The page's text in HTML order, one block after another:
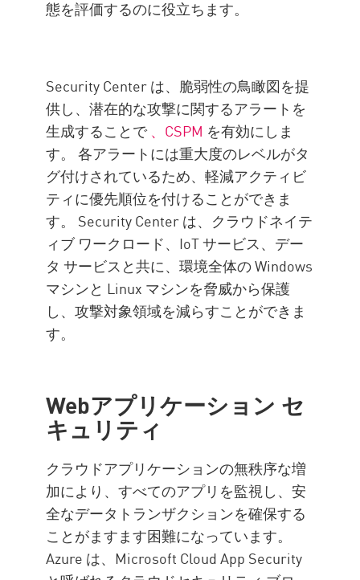
態を評価するのに役立ちます。
Security Center は、脆弱性の鳥瞰図を提
供し、潜在的な攻撃に関するアラートを
生成することで、CSPM を有効にしま
す。 各アラートには重大度のレベルがタ
グ付けされているため、軽減アクティビ
ティに優先順位を付けることができま
す。 Security Center は、クラウドネイテ
ィブ ワークロード、IoT サービス、デー
タ サービスと共に、環境全体の Windows
マシンと Linux マシンを脅威から保護
し、攻撃対象領域を減らすことができま
す。
Webアプリケーション セ
キュリティ
クラウドアプリケーションの無秩序な増
加により、すべてのアプリを監視し、安
全なデータトランザクションを確保する
ことがますます困難になっています。
Azure は、Microsoft Cloud App Security